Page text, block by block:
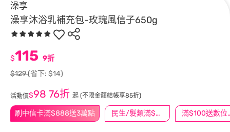
澡享
澡享沐浴乳補充包-玫瑰風信子650g
刷中信卡滿$888送3萬點 民生/髮類滿$388送舒潔冰巾 滿
$115 9折
$129(省下: $14)
活動價$98 76折 起 (不限金額結帳享85折)